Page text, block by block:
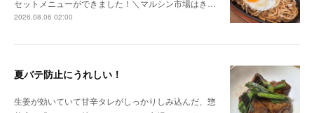
セットメニューができました！＼マルシン市場はき…
2026.08.06 02:00
夏バテ防止にうれしい！
生姜が効いていて甘辛タレがしっかりしみ込んだ、惣